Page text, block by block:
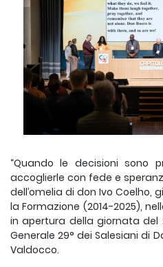
“Quando le decisioni sono
accoglierle con fede e
dell’omelia di don Ivo Coelho,
la Formazione (2014-2025),
in apertura della giornata del
Generale 29° dei Salesiani di
Valdocco.